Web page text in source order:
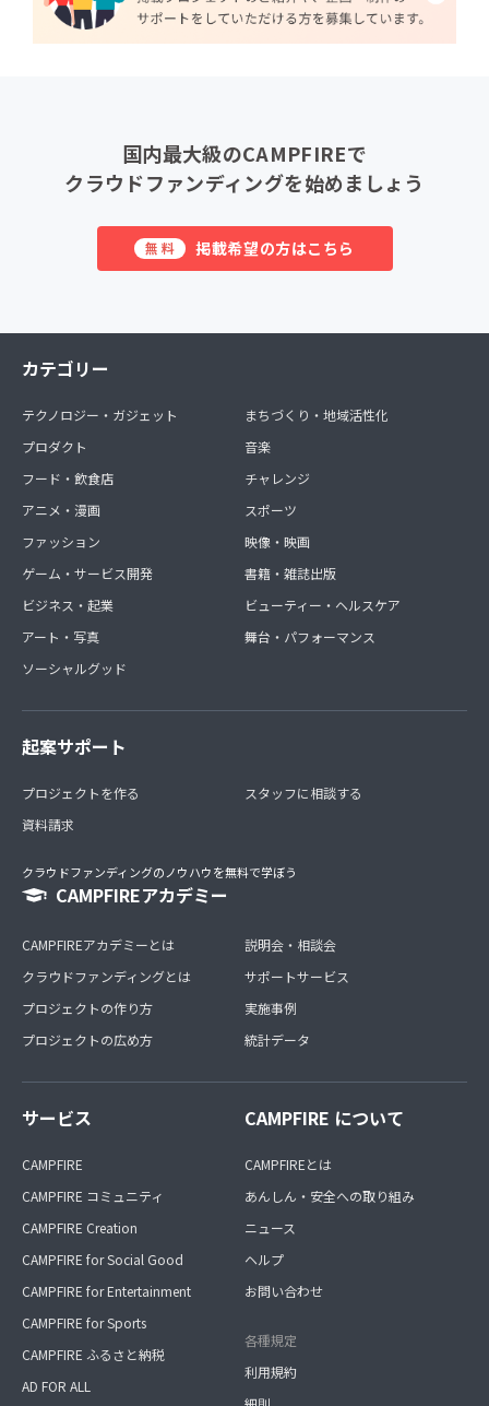
国内最大級のCAMPFIREで
クラウドファンディングを始めましょう
無料 掲載希望の方はこちら
カテゴリー
テクノロジー・ガジェット
プロダクト
フード・飲食店
アニメ・漫画
ファッション
ゲーム・サービス開発
ビジネス・起業
アート・写真
ソーシャルグッド
まちづくり・地域活性化
音楽
チャレンジ
スポーツ
映像・映画
書籍・雑誌出版
ビューティー・ヘルスケア
舞台・パフォーマンス
起案サポート
プロジェクトを作る
資料請求
スタッフに相談する
クラウドファンディングのノウハウを無料で学ぼう
CAMPFIREアカデミー
CAMPFIREアカデミーとは
クラウドファンディングとは
プロジェクトの作り方
プロジェクトの広め方
説明会・相談会
サポートサービス
実施事例
統計データ
サービス
CAMPFIRE
CAMPFIRE コミュニティ
CAMPFIRE Creation
CAMPFIRE for Social Good
CAMPFIRE for Entertainment
CAMPFIRE for Sports
CAMPFIRE ふるさと納税
AD FOR ALL
CAMPFIRE について
CAMPFIREとは
あんしん・安全への取り組み
ニュース
ヘルプ
お問い合わせ
各種規定
利用規約